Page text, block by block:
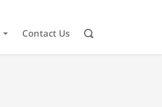
Contact Us